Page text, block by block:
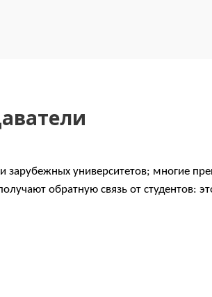
университетов; многие
обратную связь от студентов: